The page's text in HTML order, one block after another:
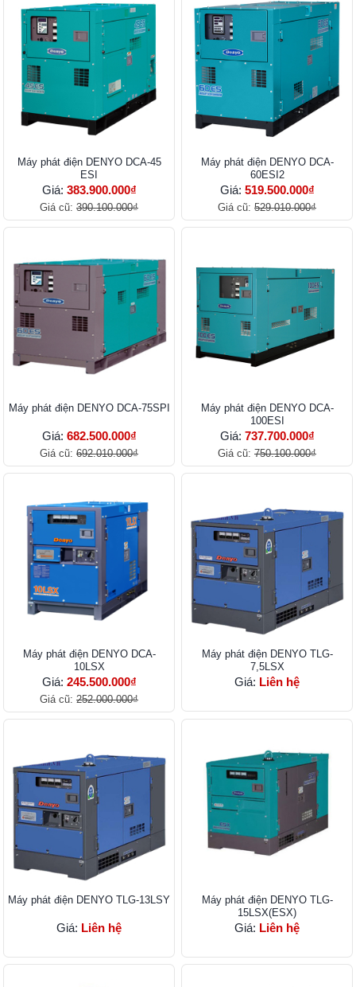
Máy phát điện DENYO DCA-45
ESI
Giá: 383.900.000₫
Giá cũ: 390.100.000₫
Máy phát điện DENYO DCA-
60ESI2
Giá: 519.500.000₫
Giá cũ: 529.010.000₫
Máy phát điện DENYO DCA-75SPI
Giá: 682.500.000₫
Giá cũ: 692.010.000₫
Máy phát điện DENYO DCA-
100ESI
Giá: 737.700.000₫
Giá cũ: 750.100.000₫
Máy phát điện DENYO DCA-
10LSX
Giá: 245.500.000₫
Giá cũ: 252.000.000₫
Máy phát điện DENYO TLG-
7,5LSX
Giá: Liên hệ
Máy phát điện DENYO TLG-13LSY
Giá: Liên hệ
Máy phát điện DENYO TLG-
15LSX(ESX)
Giá: Liên hệ